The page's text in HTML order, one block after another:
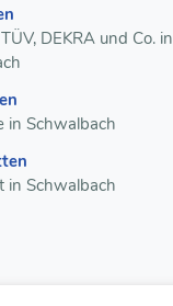
DEKRA und Co. in
in Schwalbach
in Schwalbach